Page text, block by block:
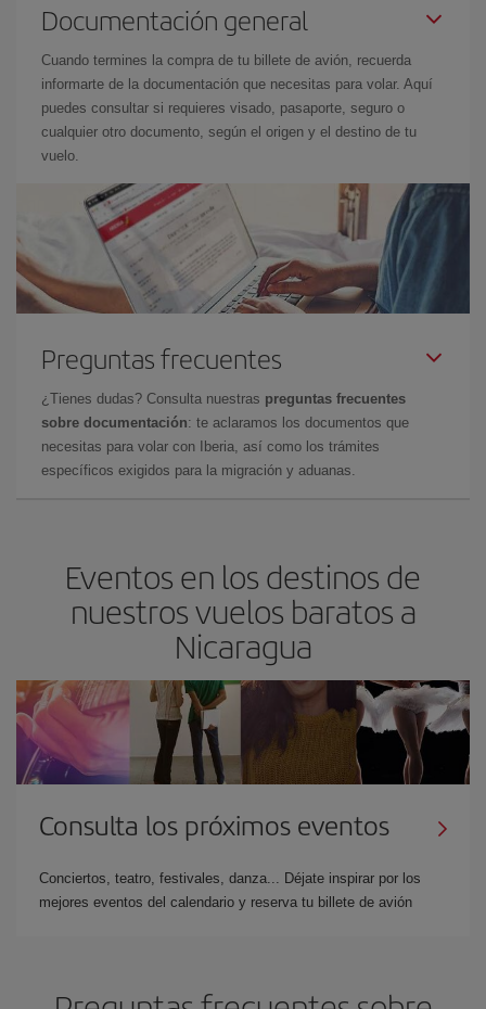
Documentación general
Cuando termines la compra de tu billete de avión, recuerda
informarte de la documentación que necesitas para volar. Aquí
puedes consultar si requieres visado, pasaporte, seguro o
cualquier otro documento, según el origen y el destino de tu
vuelo.
Preguntas frecuentes
¿Tienes dudas? Consulta nuestras preguntas frecuentes
sobre documentación: te aclaramos los documentos que
necesitas para volar con Iberia, así como los trámites
específicos exigidos para la migración y aduanas.
Eventos en los destinos de
nuestros vuelos baratos a
Nicaragua
Consulta los próximos eventos
Conciertos, teatro, festivales, danza... Déjate inspirar por los
mejores eventos del calendario y reserva tu billete de avión